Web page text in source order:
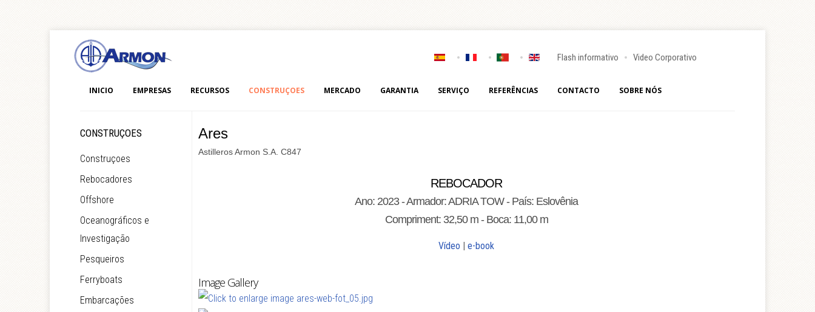
Flash informativo Video Corporativo
INICIO EMPRESAS RECURSOS CONSTRUÇOES MERCADO GARANTIA SERVIÇO REFERÊNCIAS CONTACTO SOBRE NÓS
Ares
Astilleros Armon S.A. C847
REBOCADOR
Ano: 2023 - Armador: ADRIA TOW - País: Eslovênia
Compriment: 32,50 m - Boca: 11,00 m
Vídeo |e-book
Image Gallery
CONSTRUÇOES
Construçoes
Rebocadores
Offshore
Oceanográficos e
Investigação
Pesqueiros
Ferryboats
Embarcações